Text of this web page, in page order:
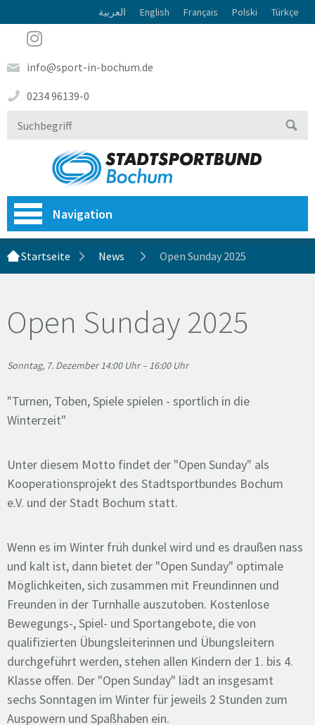
العربية English Français Polski Türkçe
info@sport-in-bochum.de
0234 96139-0
Navigation
Startseite News Open Sunday 2025
Open Sunday 2025
Sonntag, 7. Dezember 14:00 Uhr – 16:00 Uhr
"Turnen, Toben, Spiele spielen - sportlich in die
Winterzeit"
Unter diesem Motto findet der "Open Sunday" als
Kooperationsprojekt des Stadtsportbundes Bochum
e.V. und der Stadt Bochum statt.
Wenn es im Winter früh dunkel wird und es draußen nass
und kalt ist, dann bietet der "Open Sunday" optimale
Möglichkeiten, sich zusammen mit Freundinnen und
Freunden in der Turnhalle auszutoben. Kostenlose
Bewegungs-, Spiel- und Sportangebote, die von
qualifizierten Übungsleiterinnen und Übungsleitern
durchgeführt werden, stehen allen Kindern der 1. bis 4.
Klasse offen. Der "Open Sunday" lädt an insgesamt
sechs Sonntagen im Winter für jeweils 2 Stunden zum
Auspowern und Spaßhaben ein.